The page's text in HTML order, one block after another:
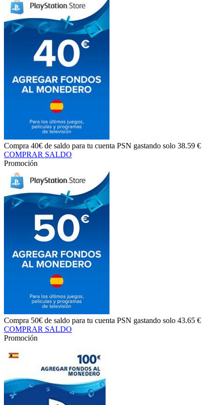
Compra 40€ de saldo para tu cuenta PSN gastando solo 38.59 €
COMPRAR SALDO
Promoción
Compra 50€ de saldo para tu cuenta PSN gastando solo 43.65 €
COMPRAR SALDO
Promoción